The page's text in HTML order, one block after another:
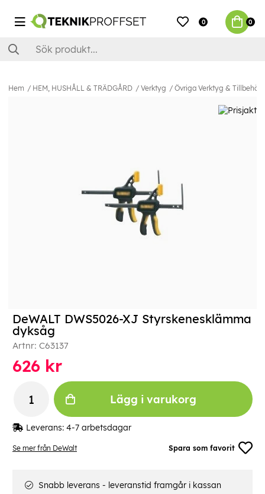
0 0
Hem HEM, HUSHÅLL & TRÄDGÅRD Verktyg Övriga Verktyg & Tillbehör
Se mer från DeWalt Spara som favorit
DeWALT DWS5026-XJ Styrskenesklämma
dyksåg
Artnr: C63137
626 kr
Lägg i varukorg
Leverans: 4-7 arbetsdagar
Snabb leverans - leveranstid framgår i kassan